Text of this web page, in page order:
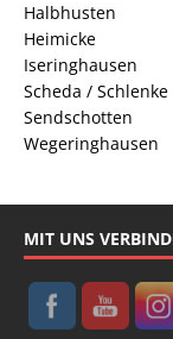
Halbhusten
Heimicke
Iseringhausen
Scheda / Schlenke
Sendschotten
Wegeringhausen
MIT UNS